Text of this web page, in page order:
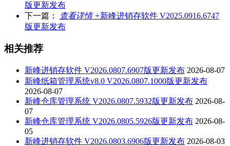
版更新发布
下一篇：
查看详情 +新峰进销存软件 V2025.0916.6747
版更新发布
相关推荐
新峰进销存软件 V2026.0807.6907版更新发布 2026-08-07
新峰纸箱管理系统v8.0 V2026.0807.1000版更新发布
2026-08-07
新峰仓库管理系统 V2026.0807.5932版更新发布 2026-08-
07
新峰仓库管理系统 V2026.0805.5926版更新发布 2026-08-
05
新峰进销存软件 V2026.0803.6906版更新发布 2026-08-03